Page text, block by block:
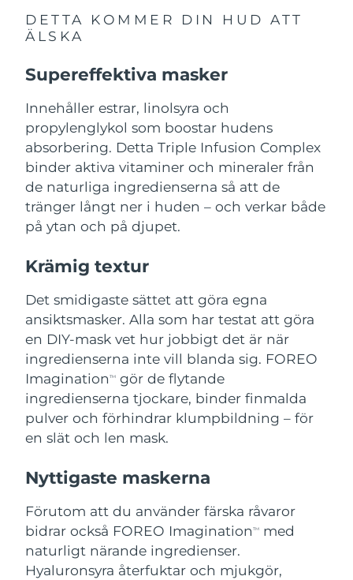
DETTA KOMMER DIN HUD ATT
ÄLSKA
Supereffektiva masker
Innehåller estrar, linolsyra och
propylenglykol som boostar hudens
absorbering. Detta Triple Infusion Complex
binder aktiva vitaminer och mineraler från
de naturliga ingredienserna så att de
tränger långt ner i huden – och verkar både
på ytan och på djupet.
Krämig textur
Det smidigaste sättet att göra egna
ansiktsmasker. Alla som har testat att göra
en DIY-mask vet hur jobbigt det är när
ingredienserna inte vill blanda sig. FOREO
ImaginationTM
gör de flytande
ingredienserna tjockare, binder finmalda
pulver och förhindrar klumpbildning – för
en slät och len mask.
Nyttigaste maskerna
Förutom att du använder färska råvaror
bidrar också FOREO ImaginationTM
med
naturligt närande ingredienser.
Hyaluronsyra återfuktar och mjukgör,
Polen Förväntad leverans 12/08/2026
Portugal
Puerto Rico Förväntad leverans
Qatar
Réunion Förväntad leverans16/08/2026
Rumänien Förväntad leverans11/08/2026
Singapore Förväntad leverans13/08/2026
Slovakien Förväntad leverans11/08/2026
Slovenien Förväntad leverans11/08/2026
Sydafrika
Sydkorea Förväntad leverans
Spanien Förväntad leverans11/08/2026
Sverige Förväntad leverans